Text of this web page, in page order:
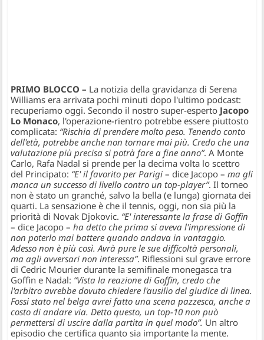
PRIMO BLOCCO – La notizia della gravidanza di Serena
Williams era arrivata pochi minuti dopo l'ultimo podcast:
recuperiamo oggi. Secondo il nostro super-esperto Jacopo
Lo Monaco, l'operazione-rientro potrebbe essere piuttosto
complicata: “Rischia di prendere molto peso. Tenendo conto
dell'età, potrebbe anche non tornare mai più. Credo che una
valutazione più precisa si potrà fare a fine anno”. A Monte
Carlo, Rafa Nadal si prende per la decima volta lo scettro
del Principato: “E' il favorito per Parigi – dice Jacopo –ma gli
manca un successo di livello contro un top-player”. Il torneo
non è stato un granché, salvo la bella (e lunga) giornata dei
quarti. La sensazione è che il tennis, oggi, non sia più la
priorità di Novak Djokovic. “E' interessante la frase di Goffin
– dice Jacopo –ha detto che prima si aveva l'impressione di
non poterlo mai battere quando andava in vantaggio.
Adesso non è più così. Avrà pure le sue difficoltà personali,
ma agli avversari non interessa”. Riflessioni sul grave errore
di Cedric Mourier durante la semifinale monegasca tra
Goffin e Nadal: “Vista la reazione di Goffin, credo che
l'arbitro avrebbe dovuto chiedere l'ausilio del giudice di linea.
Fossi stato nel belga avrei fatto una scena pazzesca, anche a
costo di andare via. Detto questo, un top-10 non può
permettersi di uscire dalla partita in quel modo”. Un altro
episodio che certifica quanto sia importante la mente.